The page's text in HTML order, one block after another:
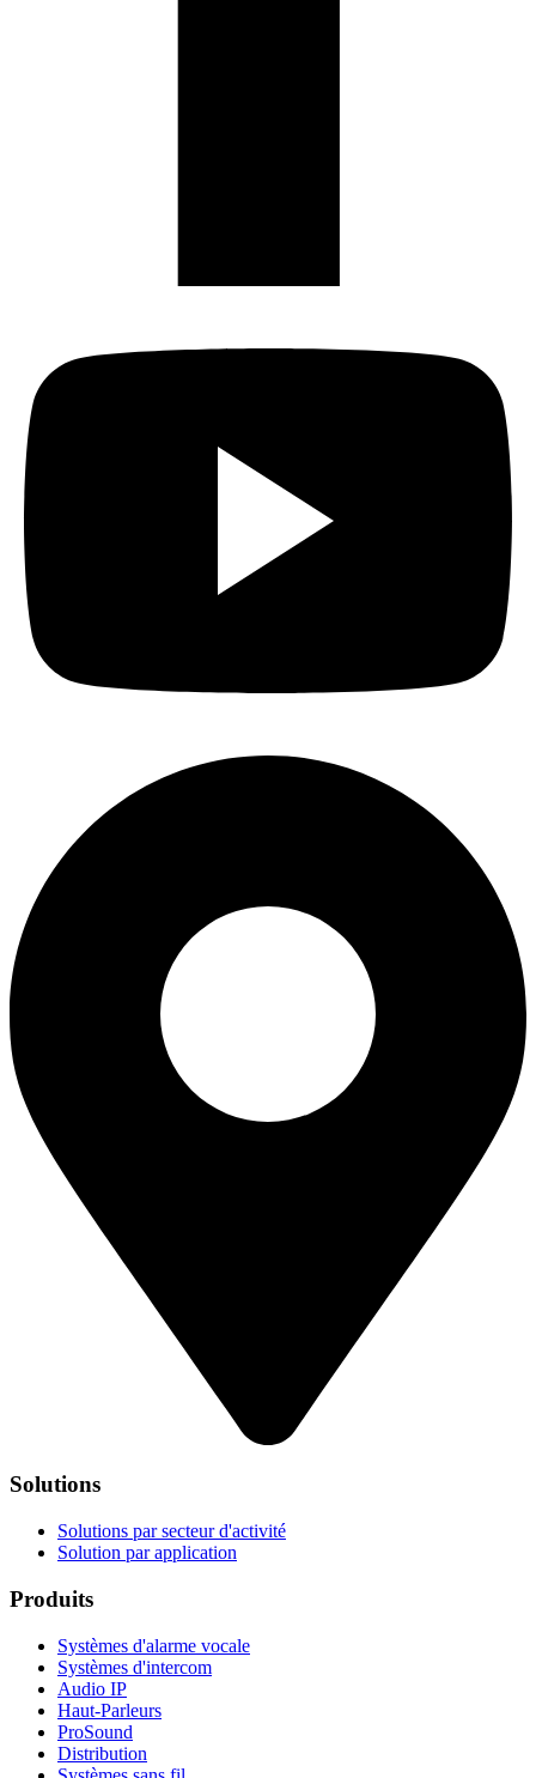
Solutions
Solutions par secteur d'activité
Solution par application
Produits
Systèmes d'alarme vocale
Systèmes d'intercom
Audio IP
Haut-Parleurs
ProSound
Distribution